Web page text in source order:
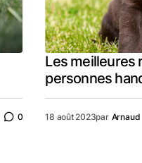
0
Les meilleures
personnes
18 août 2023par Arnaud